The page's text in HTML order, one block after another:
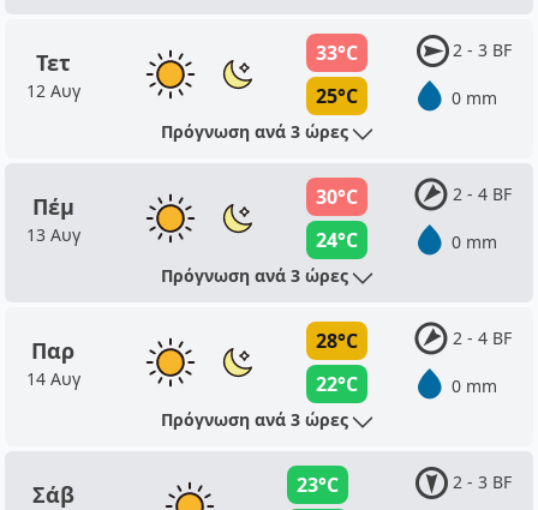
Τετ
12 Αυγ
33°C
25°C
2 - 3 BF
0 mm
Πρόγνωση ανά 3 ώρες
Πέμ
13 Αυγ
30°C
24°C
2 - 4 BF
0 mm
Πρόγνωση ανά 3 ώρες
Παρ
14 Αυγ
28°C
22°C
2 - 4 BF
0 mm
Πρόγνωση ανά 3 ώρες
Σάβ
23°C
2 - 3 BF